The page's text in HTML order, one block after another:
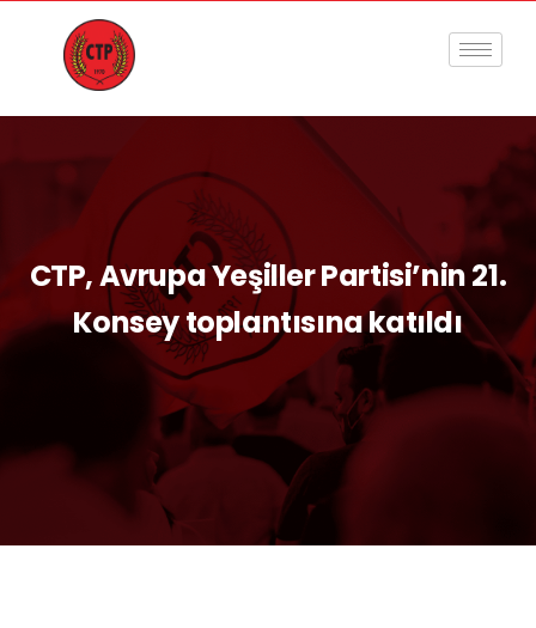
CTP, Avrupa Yeşiller Partisi’nin 21.
Konsey toplantısına katıldı